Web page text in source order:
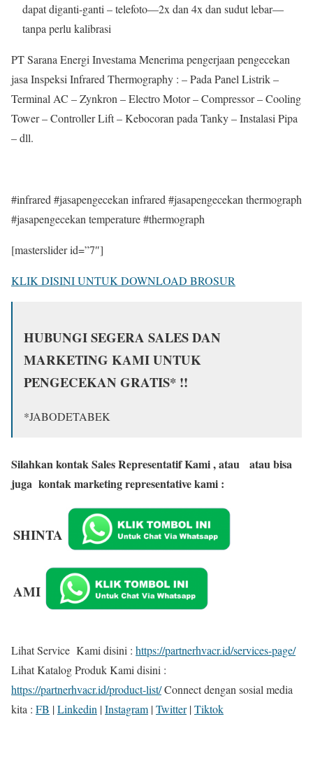
dapat diganti-ganti – telefoto—2x dan 4x dan sudut lebar—
tanpa perlu kalibrasi
PT Sarana Energi Investama Menerima pengerjaan pengecekan
jasa Inspeksi Infrared Thermography : – Pada Panel Listrik –
Terminal AC – Zynkron – Electro Motor – Compressor – Cooling
Tower – Controller Lift – Kebocoran pada Tanky – Instalasi Pipa
– dll.
#infrared #jasapengecekan infrared #jasapengecekan thermograph
#jasapengecekan temperature #thermograph
[masterslider id=”7″]
KLIK DISINI UNTUK DOWNLOAD BROSUR
HUBUNGI SEGERA SALES DAN
MARKETING KAMI UNTUK
PENGECEKAN GRATIS* !!
*JABODETABEK
Silahkan kontak Sales Representatif Kami , atau
atau bisa
juga kontak marketing representative kami :
SHINTA
AMI
Lihat Service Kami disini : https://partnerhvacr.id/services-page/
Lihat Katalog Produk Kami disini :
https://partnerhvacr.id/product-list/Connect dengan sosial media
kita : FB |Linkedin |Instagram |Twitter|Tiktok